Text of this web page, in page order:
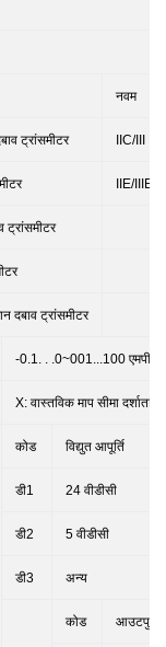
नवम
ट्रांसमीटर IIC/III
IIE/IIIE
ट्रांसमीटर
दबाव ट्रांसमीटर
-0.1. . .0~001...100 एमपीए
X: वास्तविक माप सीमा दर्शाता है
कोड विद्युत आपूर्ति
डी1 24 वीडीसी
डी2 5 वीडीसी
डी3 अन्य
कोड आउटपुट